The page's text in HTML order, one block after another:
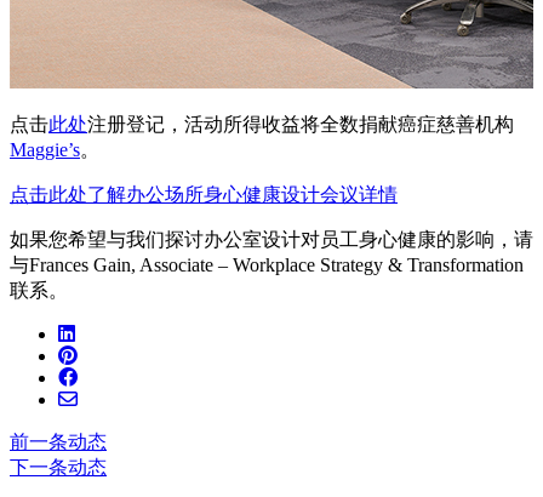
点击此处注册登记，活动所得收益将全数捐献癌症慈善机构
Maggie’s。
点击此处了解办公场所身心健康设计会议详情
如果您希望与我们探讨办公室设计对员工身心健康的影响，请
与Frances Gain, Associate – Workplace Strategy & Transformation
联系。
前一条动态
下一条动态